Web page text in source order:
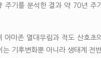
기를 분석한 결과 약 70년 주
마존 열대우림과 적도 산호초
기후변화뿐 아니라 생태계 전